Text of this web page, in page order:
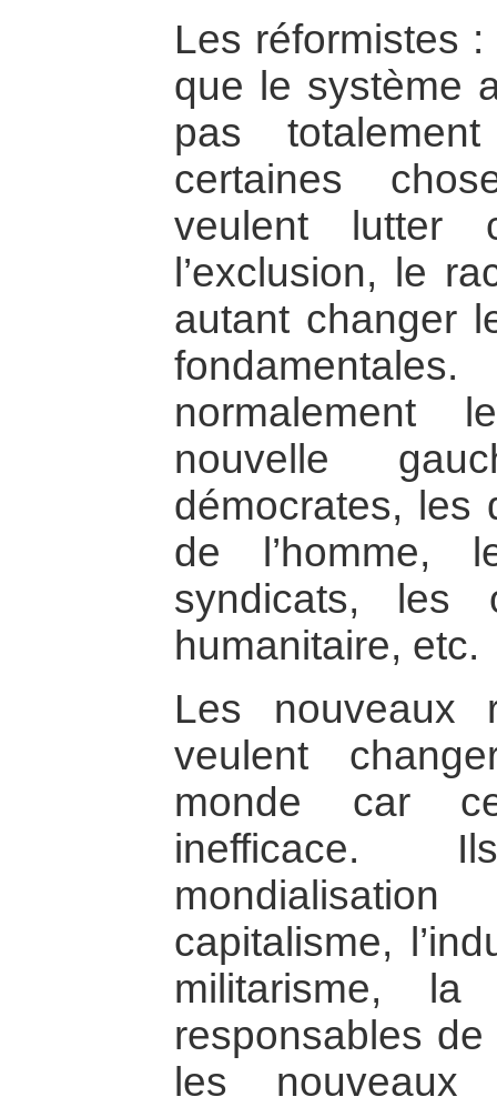
Les réformistes
que le système
pas
certaines
veulent lutter
l’exclusion, le
autant changer
normalement
nouvelle
démocrates, les
de l’homme,
syndicats, les
humanitaire, etc.
Les nouveaux
veulent
monde car
inefficace.
capitalisme,
militarisme,
responsables
les nouveaux